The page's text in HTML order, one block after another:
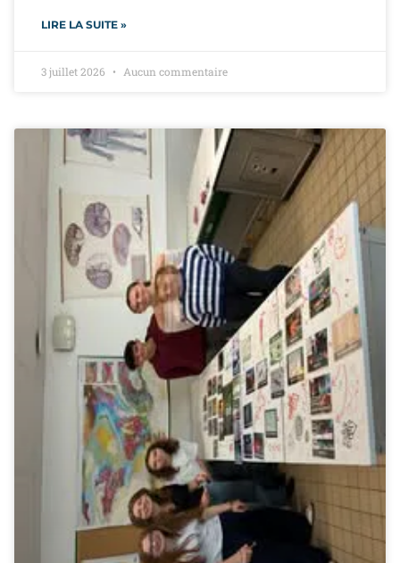
LIRE LA SUITE »
3 juillet 2026 Aucun commentaire